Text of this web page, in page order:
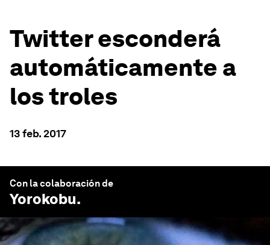
Twitter esconderá
automáticamente a
los troles
13 feb. 2017
Con la colaboración de
Yorokobu.